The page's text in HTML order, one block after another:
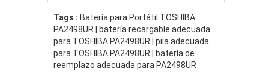
Tags : Batería para Portátil TOSHIBA
PA2498UR | batería recargable adecuada
para TOSHIBA PA2498UR | pila adecuada
para TOSHIBA PA2498UR | batería de
reemplazo adecuada para PA2498UR